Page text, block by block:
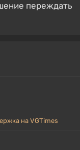
переждать
на VGTimes